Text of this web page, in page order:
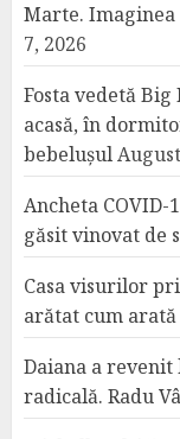
Marte.
7, 2026
Fosta vedetă
acasă, în
bebelușul
Ancheta
găsit vinovat de
Casa visurilor
arătat cum
Daiana a
radicală. Radu